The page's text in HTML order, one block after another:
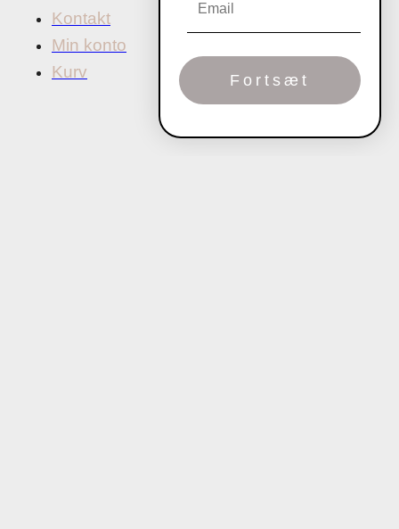
Kontakt
Min konto
Kurv
Fortsæt